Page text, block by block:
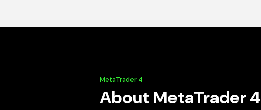
MetaTrader 4
About MetaTrader 4